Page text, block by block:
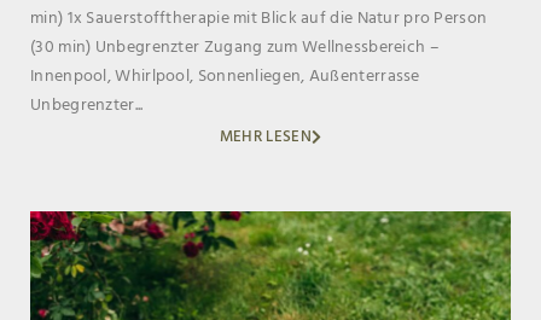
min) 1x Sauerstofftherapie mit Blick auf die Natur pro Person
(30 min) Unbegrenzter Zugang zum Wellnessbereich –
Innenpool, Whirlpool, Sonnenliegen, Außenterrasse
Unbegrenzter...
MEHR LESEN